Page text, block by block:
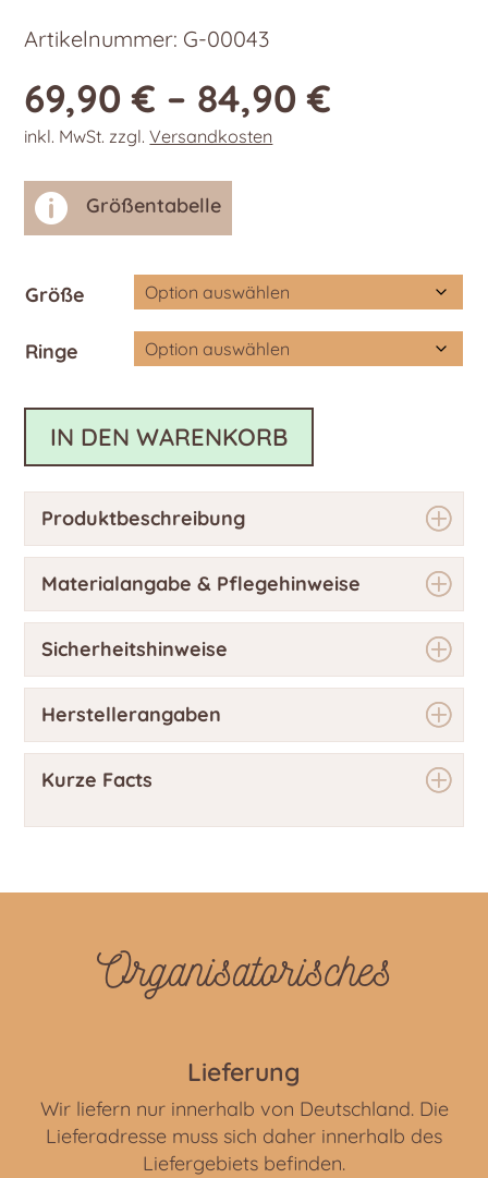
Artikelnummer: G-00043
69,90€ – 84,90€
inkl. MwSt. zzgl.Versandkosten
 Größentabelle
Größe
Ringe
IN DEN WARENKORB
Produktbeschreibung
Materialangabe & Pflegehinweise
Sicherheitshinweise
Herstellerangaben
Kurze Facts
Organisatorisches
Lieferung
Wir liefern nur innerhalb von Deutschland. Die
Lieferadresse muss sich daher innerhalb des
Liefergebiets befinden.